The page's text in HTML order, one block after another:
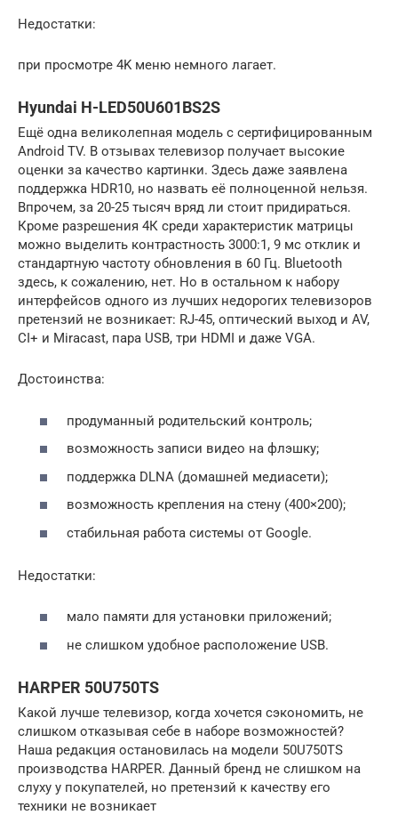
Недостатки:
при просмотре 4K меню немного лагает.
Hyundai H-LED50U601BS2S
Ещё одна великолепная модель с сертифицированным
Android TV. В отзывах телевизор получает высокие
оценки за качество картинки. Здесь даже заявлена
поддержка HDR10, но назвать её полноценной нельзя.
Впрочем, за 20-25 тысяч вряд ли стоит придираться.
Кроме разрешения 4К среди характеристик матрицы
можно выделить контрастность 3000:1, 9 мс отклик и
стандартную частоту обновления в 60 Гц. Bluetooth
здесь, к сожалению, нет. Но в остальном к набору
интерфейсов одного из лучших недорогих телевизоров
претензий не возникает: RJ-45, оптический выход и AV,
CI+ и Miracast, пара USB, три HDMI и даже VGA.
Достоинства:
продуманный родительский контроль;
возможность записи видео на флэшку;
поддержка DLNA (домашней медиасети);
возможность крепления на стену (400×200);
стабильная работа системы от Google.
Недостатки:
мало памяти для установки приложений;
не слишком удобное расположение USB.
HARPER 50U750TS
Какой лучше телевизор, когда хочется сэкономить, не
слишком отказывая себе в наборе возможностей?
Наша редакция остановилась на модели 50U750TS
производства HARPER. Данный бренд не слишком на
слуху у покупателей, но претензий к качеству его
техники не возникает